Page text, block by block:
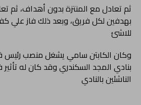
ثم تعادل مع المنتزة بدون أهداف، ثم
بهدفين لكل فريق، وبعد ذلك فاز علي
للاشئ
وكان الكابتن سامي يشغل منصب رئيس
بنادي المجد السكندري وقد كان له
الناشئين بالنادي